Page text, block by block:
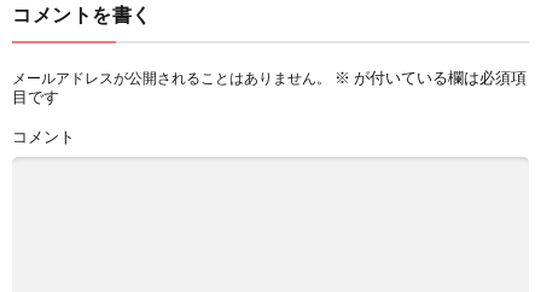
コメントを書く
メールアドレスが公開されることはありません。 ※ が付いている欄は必須項
目です
コメント